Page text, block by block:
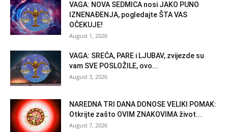
VAGA: NOVA SEDMICA nosi JAKO PUNO
IZNENAĐENJA, pogledajte ŠTA VAS
OČEKUJE!
August 1, 2026
VAGA: SREĆA, PARE i LJUBAV, zvijezde su
vam SVE POSLOŽILE, ovo...
August 3, 2026
NAREDNA TRI DANA DONOSE VELIKI POMAK:
Otkrijte zašto OVIM ZNAKOVIMA život...
August 7, 2026